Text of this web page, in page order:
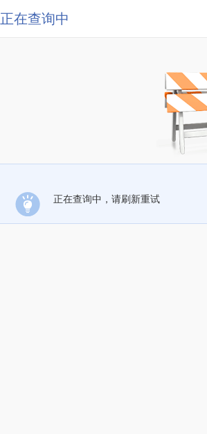
正在查询中
正在查询中，请刷新重试